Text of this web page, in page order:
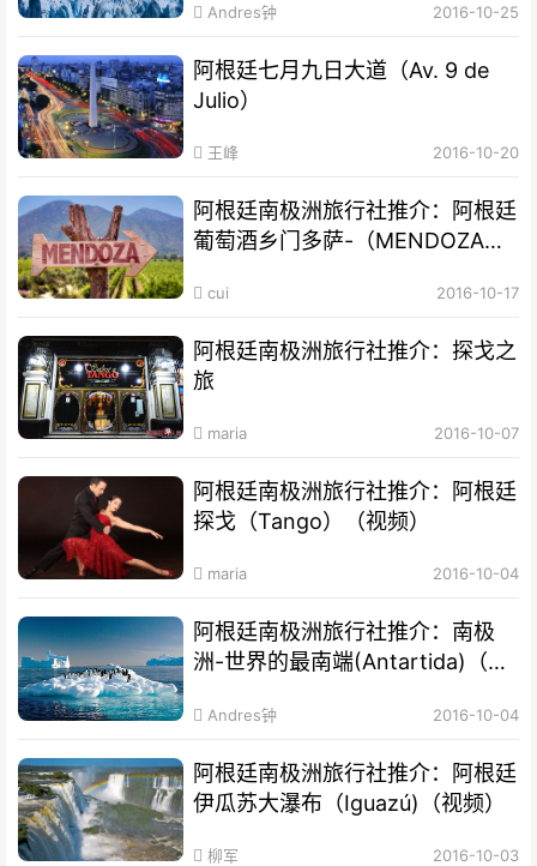
Andres钟 2016-10-25
阿根廷七月九日大道（Av. 9 de
Julio）
王峰 2016-10-20
阿根廷南极洲旅行社推介：阿根廷
葡萄酒乡门多萨-（MENDOZA）
cui 2016-10-17
阿根廷南极洲旅行社推介：探戈之
旅
maria 2016-10-07
阿根廷南极洲旅行社推介：阿根廷
探戈（Tango）（视频）
maria 2016-10-04
阿根廷南极洲旅行社推介：南极
洲-世界的最南端(Antartida)（视
Andres钟 2016-10-04
阿根廷南极洲旅行社推介：阿根廷
伊瓜苏大瀑布（Iguazú)（视频）
柳军 2016-10-03